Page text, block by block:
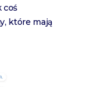
coś
które mają